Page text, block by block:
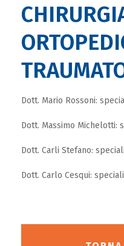
Dott. Mario Rossoni:
Dott. Massimo Michelotti:
Dott. Carli Stefano:
Dott. Carlo Cesqui: